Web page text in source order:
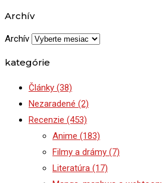
Archív
Archív
kategórie
Články (38)
Nezaradené (2)
Recenzie (453)
Anime (183)
Filmy a drámy (7)
Literatúra (17)